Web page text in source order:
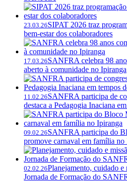
23.03.26SIPAT 2026 traz
bem-estar dos colaboradores
17.03.26SANFRA celebra 98
aberto à comunidade no Ipiranga
11.02.26SANFRA participa de
destaca a Pedagogia Inaciana
09.02.26SANFRA participa do
promove carnaval em família no
02.02.26Planejamento, cuidado
Jornada de Formação do